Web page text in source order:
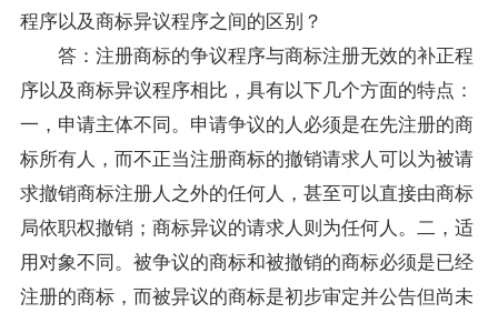
程序以及商标异议程序之间的区别？
答：注册商标的争议程序与商标注册无效的补正程
序以及商标异议程序相比，具有以下几个方面的特点：
一，申请主体不同。申请争议的人必须是在先注册的商
标所有人，而不正当注册商标的撤销请求人可以为被请
求撤销商标注册人之外的任何人，甚至可以直接由商标
局依职权撤销；商标异议的请求人则为任何人。二，适
用对象不同。被争议的商标和被撤销的商标必须是已经
注册的商标，而被异议的商标是初步审定并公告但尚未